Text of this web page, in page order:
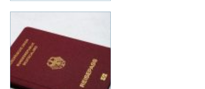
känslosamma stunder
som man vill för evigt
bevara i minnet.
september 2025